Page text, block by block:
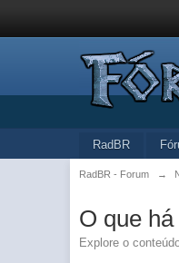
RadBR
RadBR - Forum →
O que
Explore o